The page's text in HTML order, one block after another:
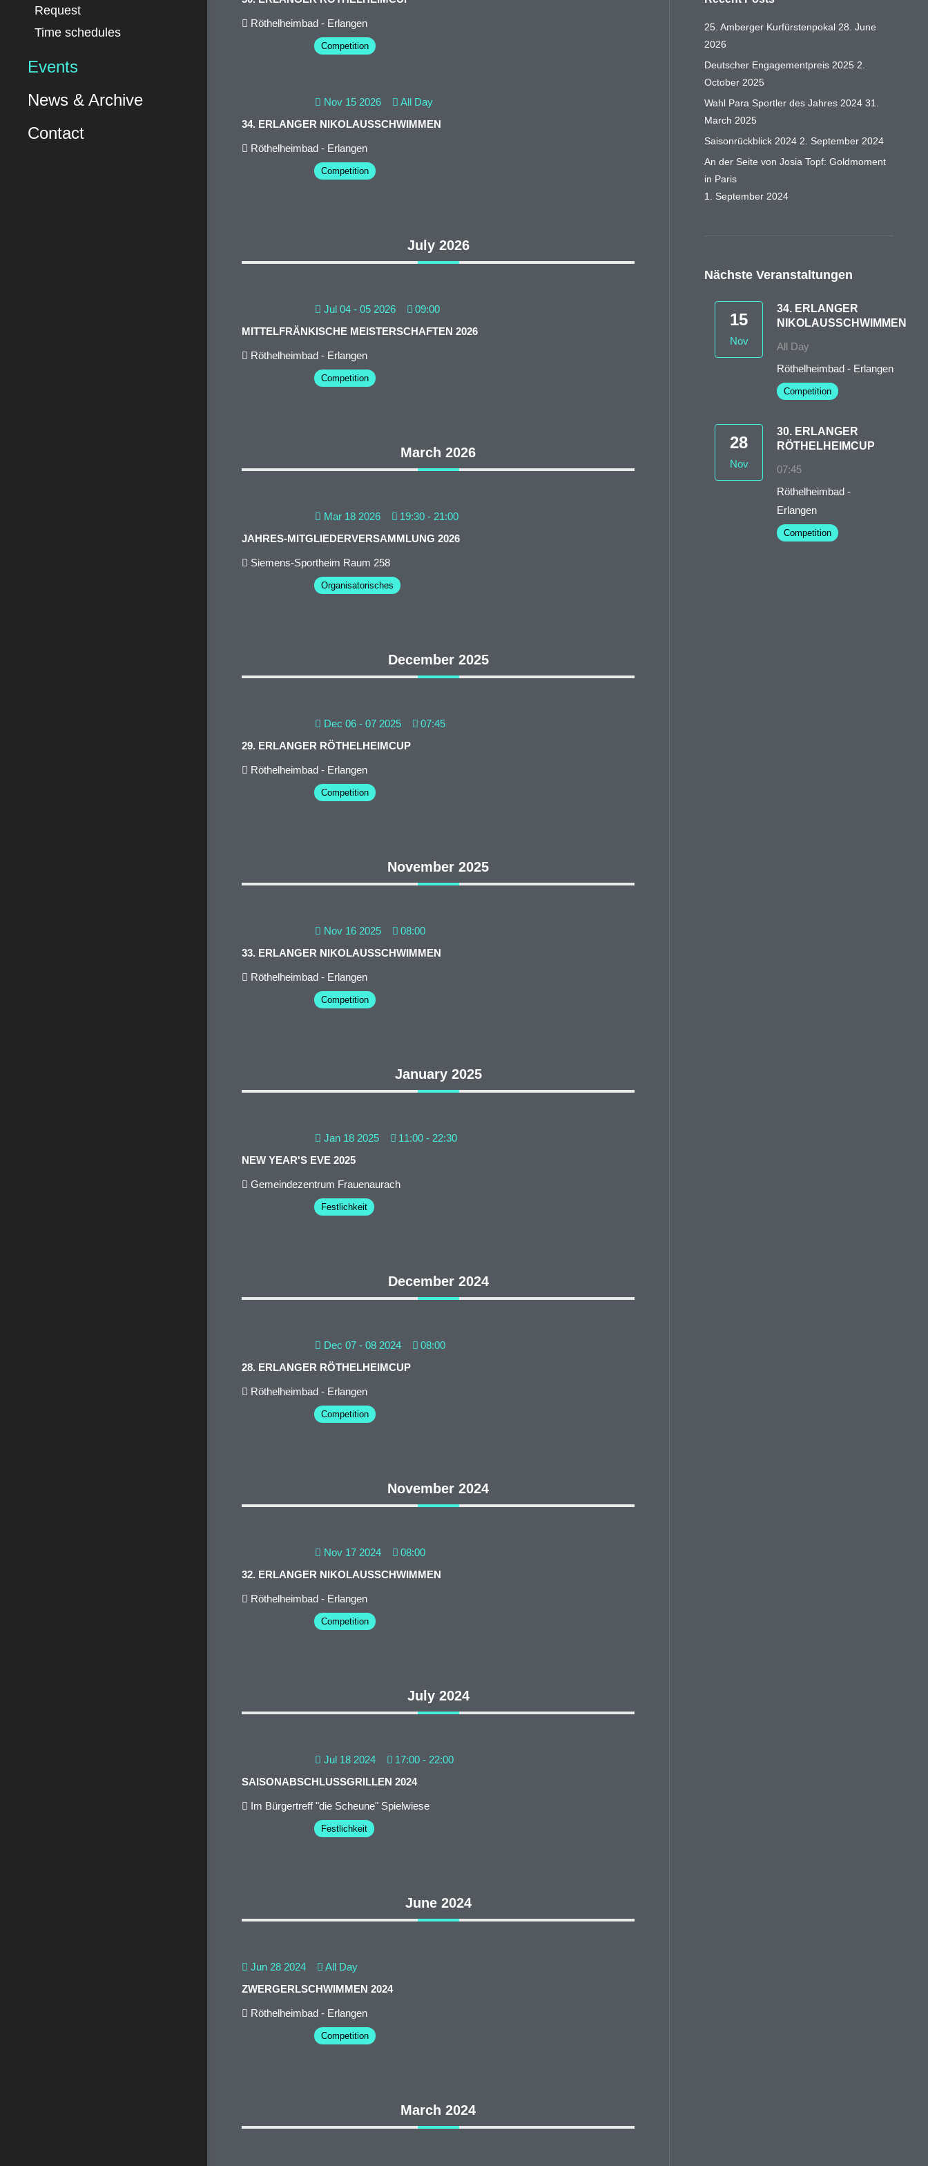
Request
Time schedules
Events
News & Archive
Contact
Röthelheimbad - Erlangen
Competition
Nov 15 2026
All Day
34. ERLANGER NIKOLAUSSCHWIMMEN
Röthelheimbad - Erlangen
Competition
July 2026
Jul 04 - 05 2026
09:00
MITTELFRÄNKISCHE MEISTERSCHAFTEN 2026
Röthelheimbad - Erlangen
Competition
March 2026
Mar 18 2026 19:30 - 21:00
JAHRES-MITGLIEDERVERSAMMLUNG 2026
Siemens-Sportheim Raum 258
Organisatorisches
December 2025
Dec 06 - 07 2025
07:45
29. ERLANGER RÖTHELHEIMCUP
Röthelheimbad - Erlangen
Competition
November 2025
Nov 16 2025
08:00
33. ERLANGER NIKOLAUSSCHWIMMEN
Röthelheimbad - Erlangen
Competition
January 2025
Jan 18 2025 11:00 - 22:30
NEW YEAR'S EVE 2025
Gemeindezentrum Frauenaurach
Festlichkeit
December 2024
Dec 07 - 08 2024
08:00
28. ERLANGER RÖTHELHEIMCUP
Röthelheimbad - Erlangen
Competition
November 2024
Nov 17 2024
08:00
32. ERLANGER NIKOLAUSSCHWIMMEN
Röthelheimbad - Erlangen
Competition
July 2024
Jul 18 2024 17:00 - 22:00
SAISONABSCHLUSSGRILLEN 2024
Im Bürgertreff "die Scheune" Spielwiese
Festlichkeit
June 2024
Jun 28 2024
All Day
ZWERGERLSCHWIMMEN 2024
Röthelheimbad - Erlangen
Competition
March 2024
25. Amberger Kurfürstenpokal 28. June
2026
Deutscher Engagementpreis 2025 2.
October 2025
Wahl Para Sportler des Jahres 2024 31.
March 2025
Saisonrückblick 2024 2. September 2024
An der Seite von Josia Topf: Goldmoment
in Paris
1. September 2024
Nächste Veranstaltungen
15
Nov
34. ERLANGER
NIKOLAUSSCHWIMMEN
All Day
Röthelheimbad - Erlangen
Competition
28
Nov
30. ERLANGER
RÖTHELHEIMCUP
07:45
Röthelheimbad -
Erlangen
Competition